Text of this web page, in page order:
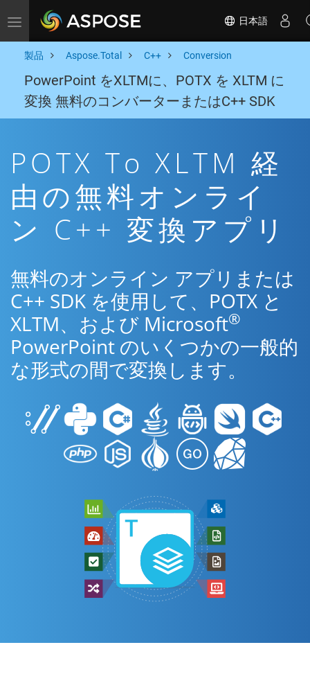
Toggle navigation 日本語
製品 Aspose.Total C++ Conversion
PowerPoint をXLTMに、POTX を XLTM に
変換 無料のコンバーターまたはC++ SDK
POTX To XLTM 経
由の無料オンライ
ン C++ 変換アプリ
無料のオンライン アプリまたは
C++ SDK を使用して、POTX と
XLTM、および Microsoft®
PowerPoint のいくつかの一般的
な形式の間で変換します。